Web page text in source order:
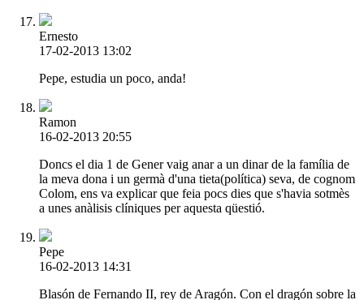
Ernesto
17-02-2013 13:02
Pepe, estudia un poco, anda!
Ramon
16-02-2013 20:55
Doncs el dia 1 de Gener vaig anar a un dinar de la família de
la meva dona i un germà d'una tieta(política) seva, de cognom
Colom, ens va explicar que feia pocs dies que s'havia sotmès
a unes anàlisis clíniques per aquesta qüestió.
Pepe
16-02-2013 14:31
Blasón de Fernando II, rey de Aragón. Con el dragón sobre la